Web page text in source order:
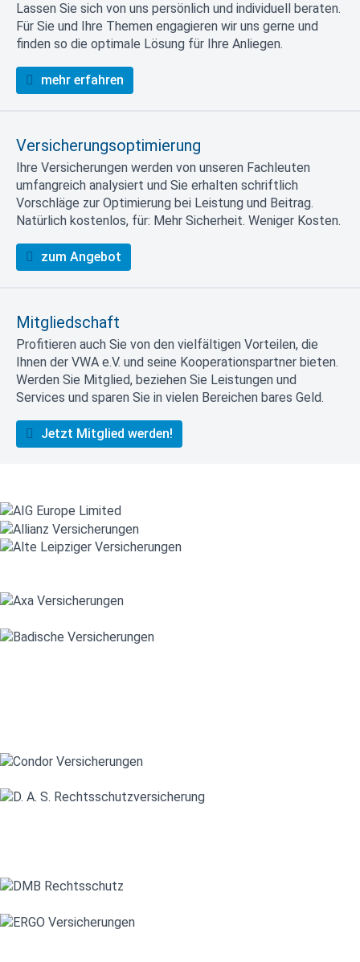
Lassen Sie sich von uns persönlich und individuell beraten.
Für Sie und Ihre Themen engagieren wir uns gerne und
finden so die optimale Lösung für Ihre Anliegen.
mehr erfahren
Versicherungsoptimierung
Ihre Versicherungen werden von unseren Fachleuten
umfangreich analysiert und Sie erhalten schriftlich
Vorschläge zur Optimierung bei Leistung und Beitrag.
Natürlich kostenlos, für: Mehr Sicherheit. Weniger Kosten.
zum Angebot
Mitgliedschaft
Profitieren auch Sie von den vielfältigen Vorteilen, die
Ihnen der VWA e.V. und seine Kooperationspartner bieten.
Werden Sie Mitglied, beziehen Sie Leistungen und
Services und sparen Sie in vielen Bereichen bares Geld.
Jetzt Mitglied werden!